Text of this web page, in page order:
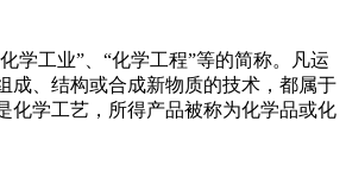
学工业”、“化学工程”等的简称。凡运
成、结构或合成新物质的技术，都属于
化学工艺，所得产品被称为化学品或化